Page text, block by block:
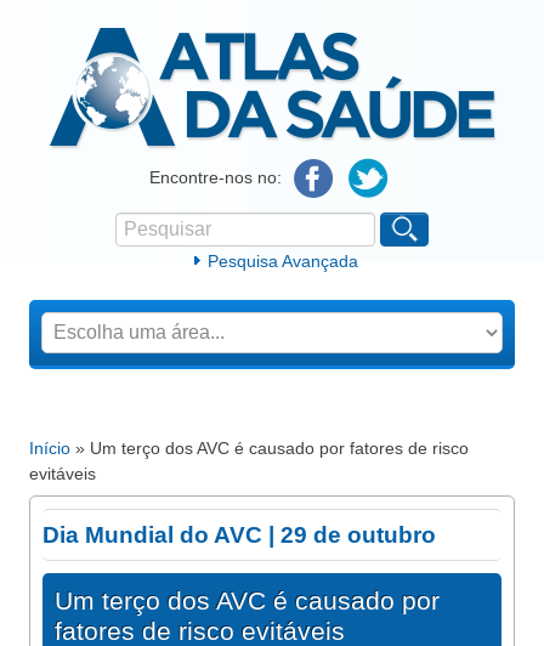
Atlas da SaúdeEncontre-nos no:
Formulário de procura
Pesquisar
Pesquisa Avançada
Está aqui
Início » Um terço dos AVC é causado por fatores de risco
evitáveis
Dia Mundial do AVC | 29 de outubro
Um terço dos AVC é causado por
fatores de risco evitáveis